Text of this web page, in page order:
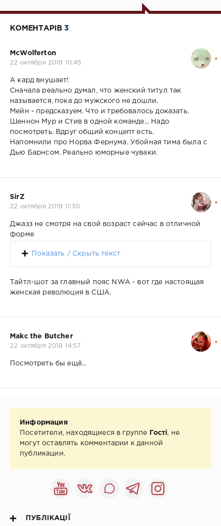
КОМЕНТАРІВ3
McWolferton
22 октября 2018 10:45
А кард внушает!
Сначала реально думал, что женский титул так
называется, пока до мужского не дошли.
Мейн - предсказуем. Что и требовалось доказать.
Шеннон Мур и Стив в одной команде... Надо
посмотреть. Вдруг общий концепт есть.
Напомнили про Норва Фернума. Убойная тима была с
Дью Барнсом. Реально юморные чуваки.
SirZ
22 октября 2018 11:30
Джазз не смотря на свой возраст сейчас в отличной
форме
Показать / Скрыть текст
Тайтл-шот за главный пояс NWA - вот где настоящая
женская революция в США.
Makc the Butcher
22 октября 2018 14:57
Посмотреть бы ещё...
Информация
Посетители, находящиеся в группе
Гості
, не
могут оставлять комментарии к данной
публикации.
ПУБЛІКАЦІЇ